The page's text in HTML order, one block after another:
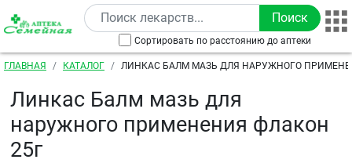
Перейти к основному содержанию
Сортировать по расстоянию до аптеки
Строка навигации
ГЛАВНАЯ КАТАЛОГ ЛИНКАС БАЛМ МАЗЬ ДЛЯ НАРУЖНОГО
Линкас Балм мазь для
наружного применения флакон
25г